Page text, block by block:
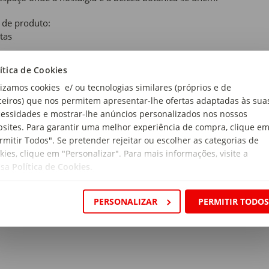
de Cookies
cookies e/ ou tecnologias similares (próprios e de
que nos permitem apresentar-lhe ofertas adaptadas às
e mostrar-lhe anúncios personalizados nos nossos
Para garantir uma melhor experiência de compra, clique em
Todos". Se pretender rejeitar ou escolher as categorias de
clique em "Personalizar". Para mais informações, visite a
Política de Cookies
PERSONALIZAR PERMITIR TODOS
produto:
Poliéster
g/m2
x Largura: 160 x 130 cm